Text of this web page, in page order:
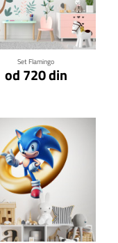
Set Flamingo
od 720 din
Klikni za detalje
Klikni za detalje